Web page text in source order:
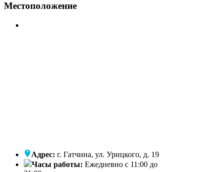
Местоположение
Адрес: г. Гатчина, ул. Урицкого, д. 19
Часы работы: Ежедневно с 11:00 до